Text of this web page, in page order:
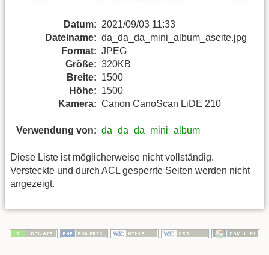
Datum: 2021/09/03 11:33
Dateiname: da_da_da_mini_album_aseite.jpg
Format: JPEG
Größe: 320KB
Breite: 1500
Höhe: 1500
Kamera: Canon CanoScan LiDE 210
Verwendung von: da_da_da_mini_album
Diese Liste ist möglicherweise nicht vollständig.
Versteckte und durch ACL gesperrte Seiten werden nicht
angezeigt.